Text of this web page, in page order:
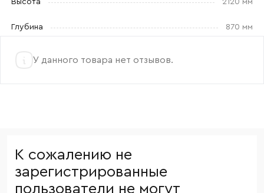
Высота 2120 мм
Глубина 870 мм
У данного товара нет отзывов.
К сожалению не
зарегистрированные
пользователи не могут